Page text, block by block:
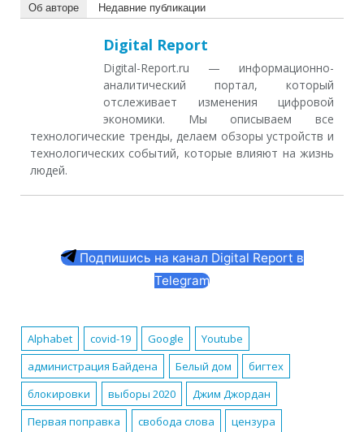
Об авторе Недавние публикации
Digital Report
Digital-Report.ru — информационно-
аналитический портал, который
отслеживает изменения цифровой
экономики. Мы описываем все
технологические тренды, делаем обзоры устройств и
технологических событий, которые влияют на жизнь
людей.
Подпишись на канал Digital Report в
Telegram
Alphabet covid-19 Google
Youtube
администрация Байдена
Белый дом
бигтех
блокировки
выборы 2020
Джим Джордан
Первая поправка
свобода слова цензура